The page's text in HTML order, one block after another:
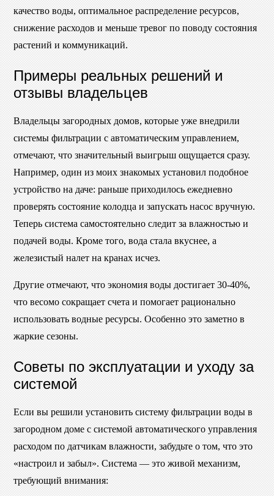
качество воды, оптимальное распределение ресурсов,
снижение расходов и меньше тревог по поводу состояния
растений и коммуникаций.
Примеры реальных решений и
отзывы владельцев
Владельцы загородных домов, которые уже внедрили
системы фильтрации с автоматическим управлением,
отмечают, что значительный выигрыш ощущается сразу.
Например, один из моих знакомых установил подобное
устройство на даче: раньше приходилось ежедневно
проверять состояние колодца и запускать насос вручную.
Теперь система самостоятельно следит за влажностью и
подачей воды. Кроме того, вода стала вкуснее, а
железистый налет на кранах исчез.
Другие отмечают, что экономия воды достигает 30-40%,
что весомо сокращает счета и помогает рационально
использовать водные ресурсы. Особенно это заметно в
жаркие сезоны.
Советы по эксплуатации и уходу за
системой
Если вы решили установить систему фильтрации воды в
загородном доме с системой автоматического управления
расходом по датчикам влажности, забудьте о том, что это
«настроил и забыл». Система — это живой механизм,
требующий внимания: